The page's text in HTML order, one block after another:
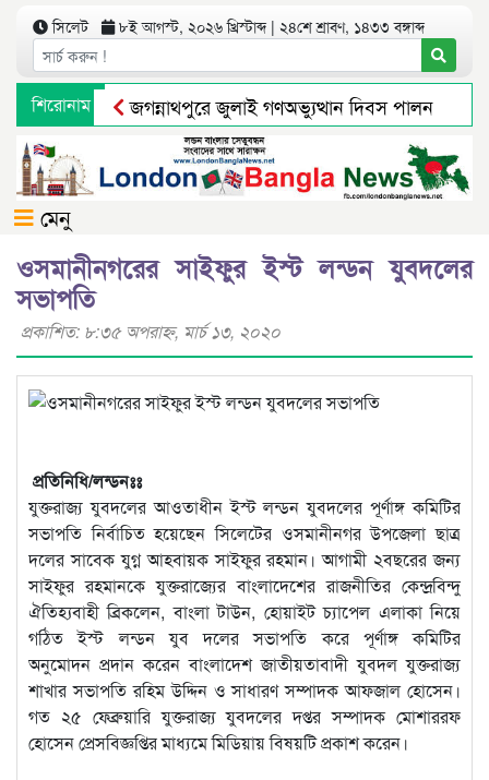
সিলেট ৮ই আগস্ট, ২০২৬ খ্রিস্টাব্দ | ২৪শে শ্রাবণ, ১৪৩৩ বঙ্গাব্দ
শিরোনাম জগন্নাথপুরে জুলাই গণঅভ্যুত্থান দিবস পালন
সিলেটে নিষিদ্ধ ছাত্রলীগের অর্ধশত নেতাকর্মীর বি/রু/
মেনু
ওসমানীনগরের সাইফুর ইস্ট লন্ডন যুবদলের
সভাপতি
প্রকাশিত: ৮:৩৫ অপরাহ্ণ, মার্চ ১৩, ২০২০
প্রতিনিধি/লন্ডনঃঃ
যুক্তরাজ্য যুবদলের আওতাধীন ইস্ট লন্ডন যুবদলের পূর্ণাঙ্গ কমিটির
সভাপতি নির্বাচিত হয়েছেন সিলেটের ওসমানীনগর উপজেলা ছাত্র
দলের সাবেক যুগ্ন আহবায়ক সাইফুর রহমান। আগামী ২বছরের জন্য
সাইফুর রহমানকে যুক্তরাজ্যের বাংলাদেশের রাজনীতির কেন্দ্রবিন্দু
ঐতিহ্যবাহী ব্রিকলেন, বাংলা টাউন, হোয়াইট চ্যাপেল এলাকা নিয়ে
গঠিত ইস্ট লন্ডন যুব দলের সভাপতি করে পূর্ণাঙ্গ কমিটির
অনুমোদন প্রদান করেন বাংলাদেশ জাতীয়তাবাদী যুবদল যুক্তরাজ্য
শাখার সভাপতি রহিম উদ্দিন ও সাধারণ সম্পাদক আফজাল হোসেন।
গত ২৫ ফেব্রুয়ারি যুক্তরাজ্য যুবদলের দপ্তর সম্পাদক মোশাররফ
হোসেন প্রেসবিজ্ঞপ্তির মাধ্যমে মিডিয়ায় বিষয়টি প্রকাশ করেন।